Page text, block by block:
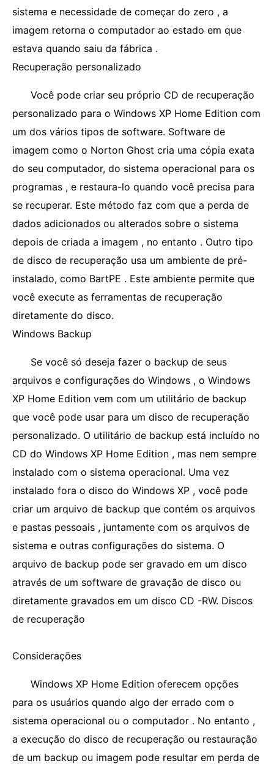
sistema e necessidade de começar do zero , a
imagem retorna o computador ao estado em que
estava quando saiu da fábrica .
Recuperação personalizado
Você pode criar seu próprio CD de recuperação
personalizado para o Windows XP Home Edition com
um dos vários tipos de software. Software de
imagem como o Norton Ghost cria uma cópia exata
do seu computador, do sistema operacional para os
programas , e restaura-lo quando você precisa para
se recuperar. Este método faz com que a perda de
dados adicionados ou alterados sobre o sistema
depois de criada a imagem , no entanto . Outro tipo
de disco de recuperação usa um ambiente de pré-
instalado, como BartPE . Este ambiente permite que
você execute as ferramentas de recuperação
diretamente do disco.
Windows Backup
Se você só deseja fazer o backup de seus
arquivos e configurações do Windows , o Windows
XP Home Edition vem com um utilitário de backup
que você pode usar para um disco de recuperação
personalizado. O utilitário de backup está incluído no
CD do Windows XP Home Edition , mas nem sempre
instalado com o sistema operacional. Uma vez
instalado fora o disco do Windows XP , você pode
criar um arquivo de backup que contém os arquivos
e pastas pessoais , juntamente com os arquivos de
sistema e outras configurações do sistema. O
arquivo de backup pode ser gravado em um disco
através de um software de gravação de disco ou
diretamente gravados em um disco CD -RW. Discos
de recuperação
Considerações
Windows XP Home Edition oferecem opções
para os usuários quando algo der errado com o
sistema operacional ou o computador . No entanto ,
a execução do disco de recuperação ou restauração
de um backup ou imagem pode resultar em perda de